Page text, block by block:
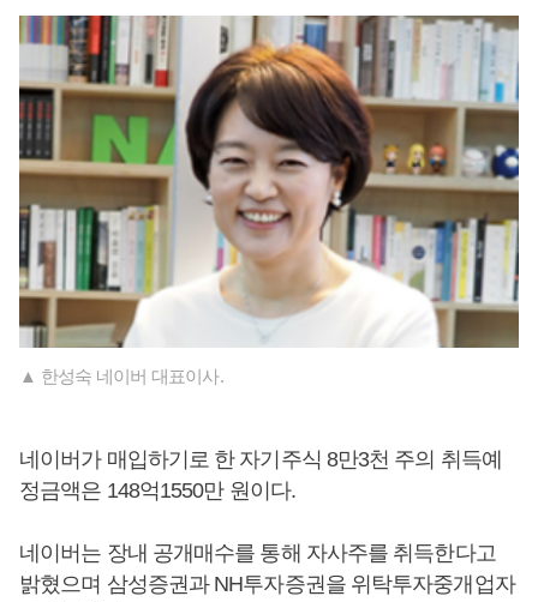
▲ 한성숙 네이버 대표이사.
네이버가 매입하기로 한 자기주식 8만3천 주의 취득예
정금액은 148억1550만 원이다.
네이버는 장내 공개매수를 통해 자사주를 취득한다고
밝혔으며 삼성증권과 NH투자증권을 위탁투자중개업자